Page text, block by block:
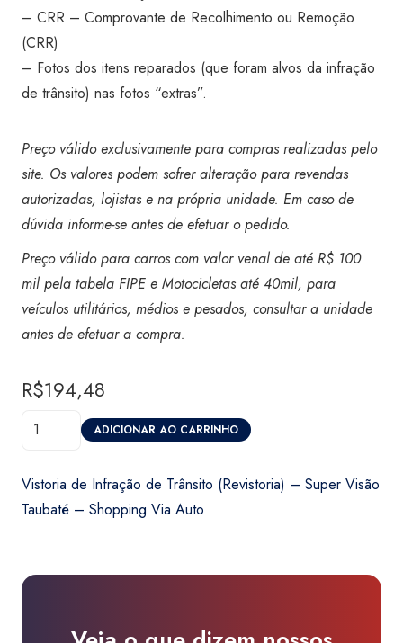
– CRR – Comprovante de Recolhimento ou Remoção
(CRR)
– Fotos dos itens reparados (que foram alvos da infração
de trânsito) nas fotos “extras”.
Preço válido exclusivamente para compras realizadas pelo
site. Os valores podem sofrer alteração para revendas
autorizadas, lojistas e na própria unidade. Em caso de
dúvida informe-se antes de efetuar o pedido.
Preço válido para carros com valor venal de até R$ 100
mil pela tabela FIPE e Motocicletas até 40mil, para
veículos utilitários, médios e pesados, consultar a unidade
antes de efetuar a compra.
R$194,48
Vistoria
-
ADICIONAR AO CARRINHO
Vistoria de Infração de Trânsito (Revistoria) – Super Visão
Taubaté – Shopping Via Auto